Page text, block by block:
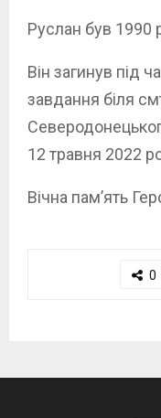
Руслан був 1990
Він загинув під
завдання біля
12 травня 2022
Вічна пам’ять
0